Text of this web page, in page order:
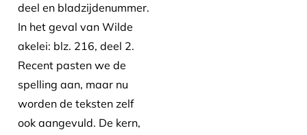
deel en bladzijdenummer.
In het geval van Wilde
akelei: blz. 216, deel 2.
Recent pasten we de
spelling aan, maar nu
worden de teksten zelf
ook aangevuld. De kern,